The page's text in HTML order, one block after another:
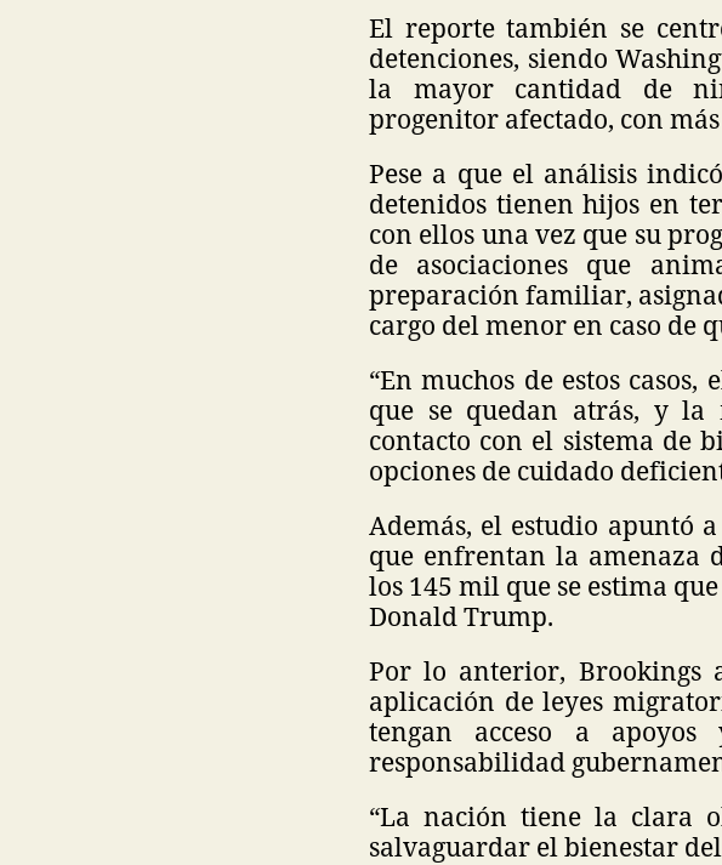
El reporte también se
detenciones, siendo
la mayor cantidad de
progenitor afectado, con
Pese a que el análisis
detenidos tienen hijos en
con ellos una vez que su
de asociaciones que
preparación familiar,
cargo del menor en caso de
“En muchos de estos
que se quedan atrás, y
contacto con el sistema de
opciones de cuidado
Además, el estudio apuntó
que enfrentan la amenaza
los 145 mil que se estima
Donald Trump.
Por lo anterior, Brookings
aplicación de leyes
tengan acceso a
responsabilidad
“La nación tiene la clara
salvaguardar el bienestar